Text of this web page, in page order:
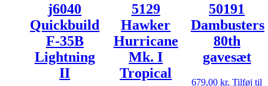
j6040
Quickbuild
F-35B
Lightning
II
5129
Hawker
Hurricane
Mk. I
Tropical
50191
Dambusters
80th
gavesæt
679,00kr. Tilføj til